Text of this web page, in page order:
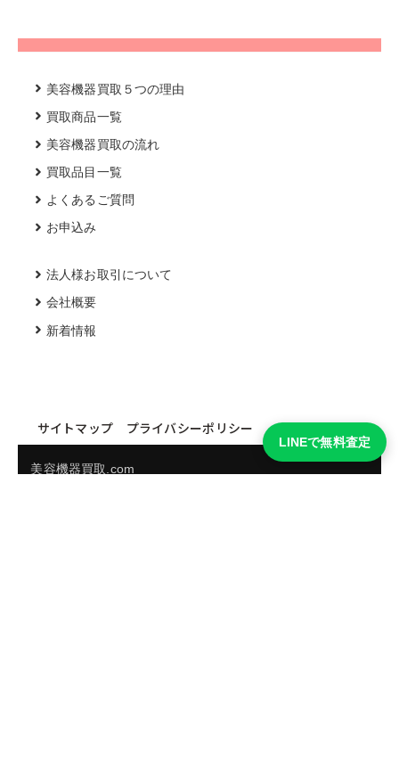
美容機器買取５つの理由
買取商品一覧
美容機器買取の流れ
買取品目一覧
よくあるご質問
お申込み
法人様お取引について
会社概要
新着情報
サイトマップ プライバシーポリシー
美容機器買取.com
LINEで無料査定